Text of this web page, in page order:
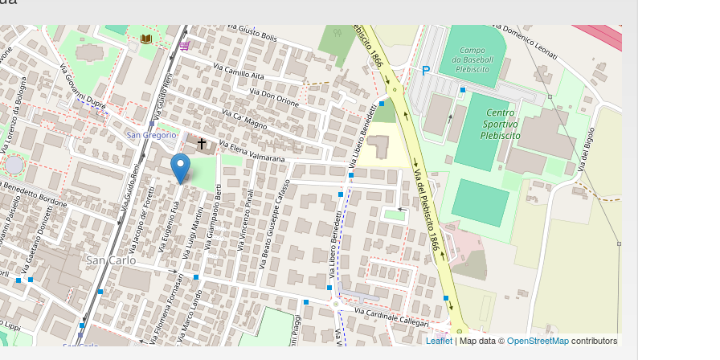
Leaflet| Map data ©OpenStreetMapcontributors